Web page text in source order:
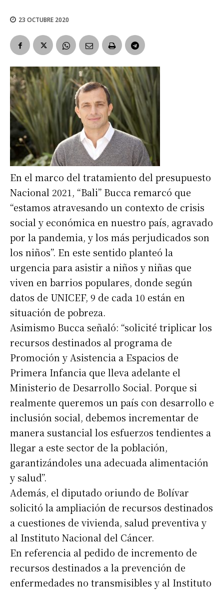
23 OCTUBRE 2020
En el marco del tratamiento del presupuesto
Nacional 2021, “Bali” Bucca remarcó que
“estamos atravesando un contexto de crisis
social y económica en nuestro país, agravado
por la pandemia, y los más perjudicados son
los niños”. En este sentido planteó la
urgencia para asistir a niños y niñas que
viven en barrios populares, donde según
datos de UNICEF, 9 de cada 10 están en
situación de pobreza.
Asimismo Bucca señaló: “solicité triplicar los
recursos destinados al programa de
Promoción y Asistencia a Espacios de
Primera Infancia que lleva adelante el
Ministerio de Desarrollo Social. Porque si
realmente queremos un país con desarrollo e
inclusión social, debemos incrementar de
manera sustancial los esfuerzos tendientes a
llegar a este sector de la población,
garantizándoles una adecuada alimentación
y salud”.
Además, el diputado oriundo de Bolívar
solicitó la ampliación de recursos destinados
a cuestiones de vivienda, salud preventiva y
al Instituto Nacional del Cáncer.
En referencia al pedido de incremento de
recursos destinados a la prevención de
enfermedades no transmisibles y al Instituto